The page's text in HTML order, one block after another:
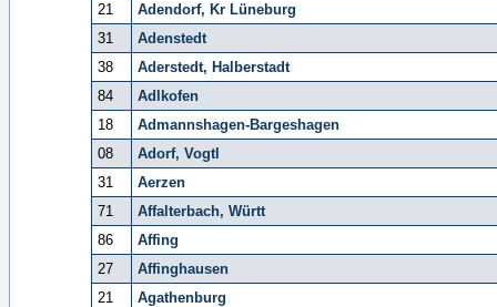
21
Adendorf, Kr Lüneburg
31
Adenstedt
38
Aderstedt, Halberstadt
84
Adlkofen
18
Admannshagen-Bargeshagen
08
Adorf, Vogtl
31
Aerzen
71
Affalterbach, Württ
86
Affing
27
Affinghausen
21
Agathenburg